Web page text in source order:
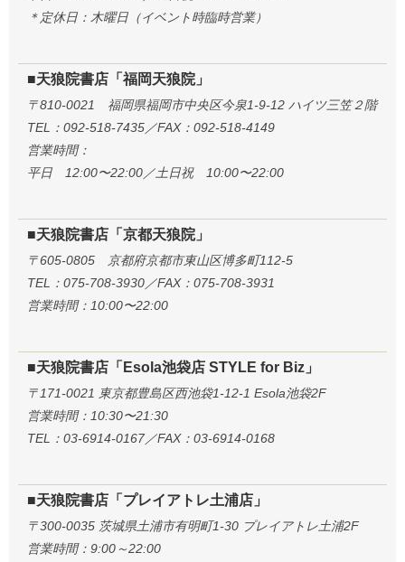
＊定休日：木曜日（イベント時臨時営業）
■天狼院書店「福岡天狼院」
〒810-0021 福岡県福岡市中央区今泉1-9-12 ハイツ三笠２階
TEL：092-518-7435／FAX：092-518-4149
営業時間：
平日 12:00〜22:00／土日祝 10:00〜22:00
■天狼院書店「京都天狼院」
〒605-0805 京都府京都市東山区博多町112-5
TEL：075-708-3930／FAX：075-708-3931
営業時間：10:00〜22:00
■天狼院書店「Esola池袋店 STYLE for Biz」
〒171-0021 東京都豊島区西池袋1-12-1 Esola池袋2F
営業時間：10:30〜21:30
TEL：03-6914-0167／FAX：03-6914-0168
■天狼院書店「プレイアトレ土浦店」
〒300-0035 茨城県土浦市有明町1-30 プレイアトレ土浦2F
営業時間：9:00～22:00